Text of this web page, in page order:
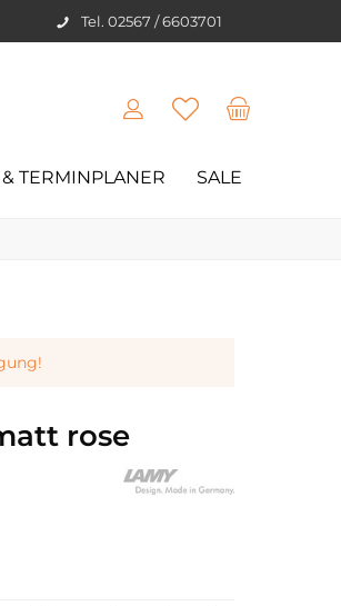
Tel. 02567 / 6603701
TERMINPLANER SALE
rose